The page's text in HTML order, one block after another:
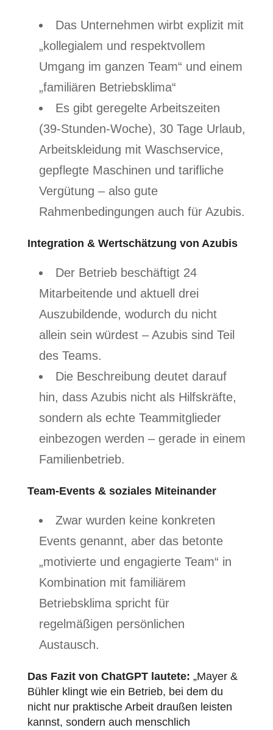
Das Unternehmen wirbt explizit mit
„kollegialem und respektvollem
Umgang im ganzen Team“ und einem
„familiären Betriebsklima“
Es gibt geregelte Arbeitszeiten
(39‑Stunden‑Woche), 30 Tage Urlaub,
Arbeitskleidung mit Waschservice,
gepflegte Maschinen und tarifliche
Vergütung – also gute
Rahmenbedingungen auch für Azubis.
Integration & Wertschätzung von Azubis
Der Betrieb beschäftigt 24
Mitarbeitende und aktuell drei
Auszubildende, wodurch du nicht
allein sein würdest – Azubis sind Teil
des Teams.
Die Beschreibung deutet darauf
hin, dass Azubis nicht als Hilfskräfte,
sondern als echte Teammitglieder
einbezogen werden – gerade in einem
Familienbetrieb.
Team-Events & soziales Miteinander
Zwar wurden keine konkreten
Events genannt, aber das betonte
„motivierte und engagierte Team“ in
Kombination mit familiärem
Betriebsklima spricht für
regelmäßigen persönlichen
Austausch.
Das Fazit von ChatGPT lautete: „Mayer &
Bühler klingt wie ein Betrieb, bei dem du
nicht nur praktische Arbeit draußen leisten
kannst, sondern auch menschlich